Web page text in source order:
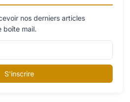
nos derniers articles
boîte mail.
S'inscrire